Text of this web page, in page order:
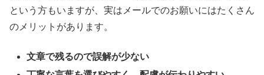
という方もいますが、実はメールでのお願いにはたくさん
のメリットがあります。
文章で残るので誤解が少ない